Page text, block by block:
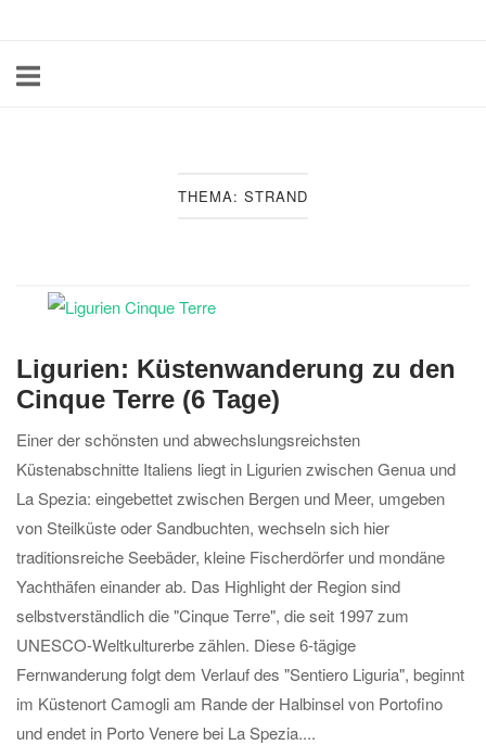
content
THEMA: STRAND
Ligurien: Küstenwanderung zu den
Cinque Terre (6 Tage)
Einer der schönsten und abwechslungsreichsten
Küstenabschnitte Italiens liegt in Ligurien zwischen Genua und
La Spezia: eingebettet zwischen Bergen und Meer, umgeben
von Steilküste oder Sandbuchten, wechseln sich hier
traditionsreiche Seebäder, kleine Fischerdörfer und mondäne
Yachthäfen einander ab. Das Highlight der Region sind
selbstverständlich die "Cinque Terre", die seit 1997 zum
UNESCO-Weltkulturerbe zählen. Diese 6-tägige
Fernwanderung folgt dem Verlauf des "Sentiero Liguria", beginnt
im Küstenort Camogli am Rande der Halbinsel von Portofino
und endet in Porto Venere bei La Spezia....